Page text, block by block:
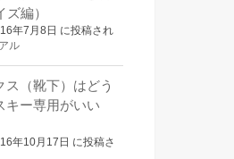
編）
年7月8日 に投稿され
ル
ス（靴下）はどう
キー専用がいい
年10月17日 に投稿さ